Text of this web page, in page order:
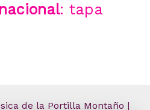
: tapa
de la Portilla Montaño |